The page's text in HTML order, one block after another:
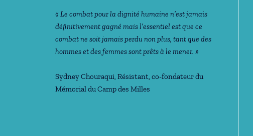
« Le combat pour la dignité humaine n’est jamais
déﬁnitivement gagné mais l’essentiel est que ce
combat ne soit jamais perdu non plus, tant que des
hommes et des femmes sont prêts à le mener. »
Sydney Chouraqui, Résistant, co-fondateur du
Mémorial du Camp des Milles